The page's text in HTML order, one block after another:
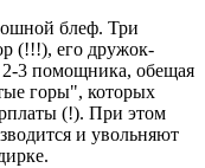
блеф. Три
(!!!), его дружок-
3 помощника, обещая
горы", которых
(!). При этом
и увольняют